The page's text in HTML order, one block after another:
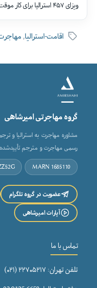
ویزای ۴۵۷ استرالیا برای کار موقت
برچسب‌ها
اقامت-استرالیا,مهاجرت
گروه مهاجرتی امیرشاهی
مشاوره مهاجرت به استرالیا و
رسمی مهاجرت و مترجم تأییدشده
MARN 1685110
عضویت در گروه تلگرام
آپارات امیرشاهی
تماس با ما
تلفن تهران: ۲۲۷۰۵۲۱۷ (۰۲۱)